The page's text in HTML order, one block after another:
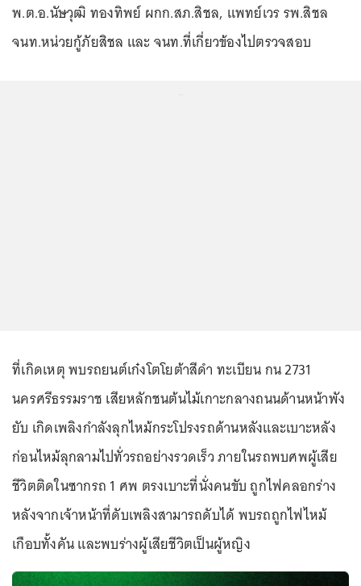
พ.ต.อ.นัษวุฒิ ทองทิพย์ ผกก.สภ.สิชล, แพทย์เวร รพ.สิชล
จนท.หน่วยกู้ภัยสิชล และ จนท.ที่เกี่ยวข้องไปตรวจสอบ
ที่เกิดเหตุ พบรถยนต์เก๋งโตโยต้าสีดำ ทะเบียน กน 2731
นครศรีธรรมราช เสียหลักชนต้นไม้เกาะกลางถนนด้านหน้าพัง
ยับ เกิดเพลิงกำลังลุกไหม้กระโปรงรถด้านหลังและเบาะหลัง
ก่อนไหม้ลุกลามไปทั่วรถอย่างรวดเร็ว ภายในรถพบศพผู้เสีย
ชีวิตติดในซากรถ 1 ศพ ตรงเบาะที่นั่งคนขับ ถูกไฟคลอกร่าง
หลังจากเจ้าหน้าที่ดับเพลิงสามารถดับได้ พบรถถูกไฟไหม้
เกือบทั้งคัน และพบร่างผู้เสียชีวิตเป็นผู้หญิง